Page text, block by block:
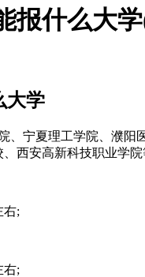
报什么大
大学
宁夏理工学院、濮
西安高新科技职业学
右;
右;